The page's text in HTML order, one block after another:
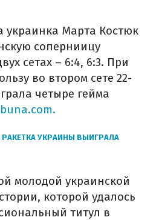
украинка Марта Костюк
соперниицу
сетах – 6:4, 6:3. При
во втором сете 22-
четыре гейма
РАКЕТКА УКРАИНЫ ВЫИГРАЛА
молодой украинской
которой удалось
титул в